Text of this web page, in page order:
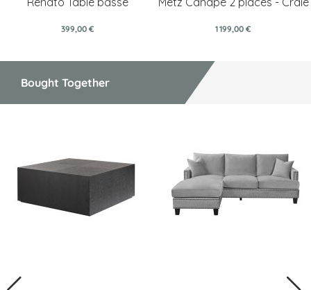
399,00 € 1 199,00 €
Bought Together